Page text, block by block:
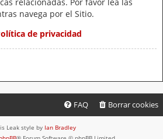
navega por el Sitio.
de privacidad
Borrar cookies
FAQ
Leak style by Ian Bradley